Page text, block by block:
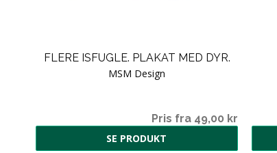
FLERE ISFUGLE. PLAKAT MED DYR.
MSM Design
Pris fra 49,00 kr
SE PRODUKT